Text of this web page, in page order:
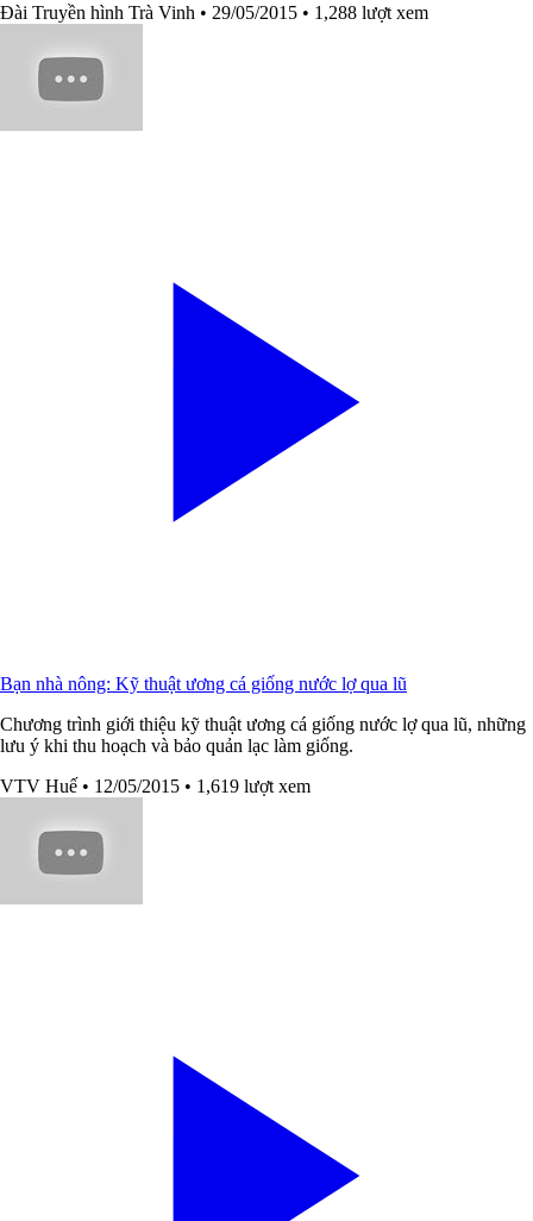
Đài Truyền hình Trà Vinh • 29/05/2015 • 1,288 lượt xem
Bạn nhà nông: Kỹ thuật ương cá giống nước lợ qua lũ
Chương trình giới thiệu kỹ thuật ương cá giống nước lợ qua lũ, những
lưu ý khi thu hoạch và bảo quản lạc làm giống.
VTV Huế • 12/05/2015 • 1,619 lượt xem